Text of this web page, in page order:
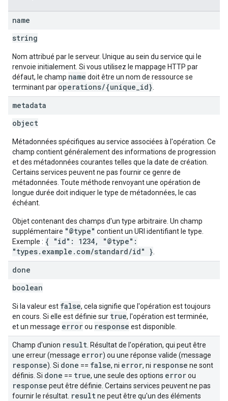
name
string
Nom attribué par le serveur. Unique au sein du service qui le
renvoie initialement. Si vous utilisez le mappage HTTP par
défaut, le champ name doit être un nom de ressource se
terminant par operations/{unique_id}
metadata
object
Métadonnées spécifiques au service associées à l'opération. Ce
champ contient généralement des informations de progression
et des métadonnées courantes telles que la date de création.
Certains services peuvent ne pas fournir ce genre de
métadonnées. Toute méthode renvoyant une opération de
longue durée doit indiquer le type de métadonnées, le cas
échéant.
Objet contenant des champs d'un type arbitraire. Un champ
supplémentaire "@type" contient un URI identifiant le type.
Exemple : { "id": 1234, "@type":
"types.example.com/standard/id" }
done
boolean
Si la valeur est false, cela signifie que l'opération est toujours
en cours. Si elle est définie sur true, l'opération est terminée,
et un message errorou response est disponible.
Champ d'union result . Résultat de l'opération, qui peut être
une erreur (message error) ou une réponse valide (message
response). Si done == false, ni error, ni response ne sont
définis. Si done == true, une seule des options errorou
response peut être définie. Certains services peuvent ne pas
fournir le résultat. resultne peut être qu'un des éléments